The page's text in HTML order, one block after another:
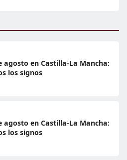
agosto en Castilla-La Mancha:
los signos
agosto en Castilla-La Mancha:
los signos